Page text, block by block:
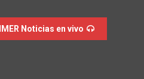
IMER Noticias en vivo